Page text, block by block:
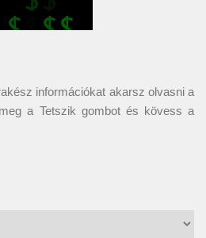
információkat akarsz olvasni a
a Tetszik gombot és kövess a